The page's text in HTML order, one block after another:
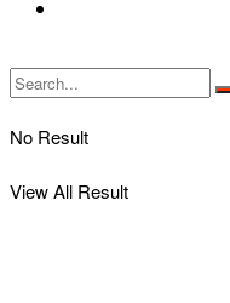
No Result
View All Result